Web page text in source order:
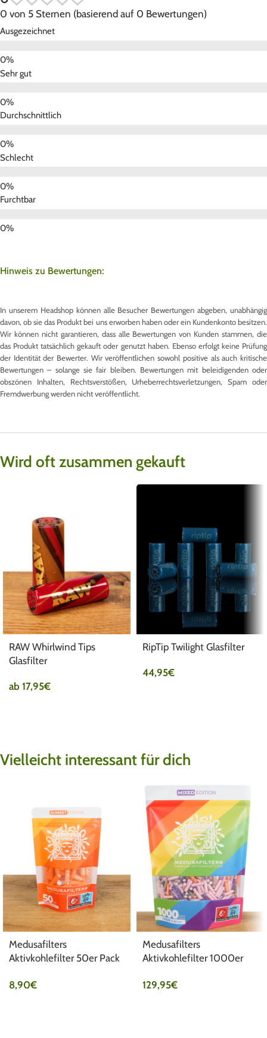
0 von 5 Sternen (basierend auf 0 Bewertungen)
Ausgezeichnet
Sehr gut
Durchschnittlich
Schlecht
Furchtbar
Hinweis zu Bewertungen:
In unserem Headshop können alle Besucher Bewertungen abgeben, unabhängig
davon, ob sie das Produkt bei uns erworben haben oder ein Kundenkonto besitzen.
Wir können nicht garantieren, dass alle Bewertungen von Kunden stammen, die
das Produkt tatsächlich gekauft oder genutzt haben. Ebenso erfolgt keine Prüfung
der Identität der Bewerter. Wir veröffentlichen sowohl positive als auch kritische
Bewertungen – solange sie fair bleiben. Bewertungen mit beleidigenden oder
obszönen Inhalten, Rechtsverstößen, Urheberrechtsverletzungen, Spam oder
Fremdwerbung werden nicht veröffentlicht.
Wird oft zusammen gekauft
RAW Whirlwind Tips
Glasfilter
ab 17,95€
RipTip Twilight Glasfilter
44,95€
Vielleicht interessant für dich
Medusafilters
Aktivkohlefilter 50er Pack
8,90€
Medusafilters
Aktivkohlefilter 1000er
129,95€